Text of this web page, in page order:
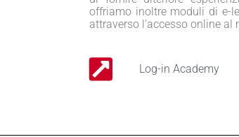
offriamo inoltre moduli di e-
attraverso l’accesso online al
Log-in Academy